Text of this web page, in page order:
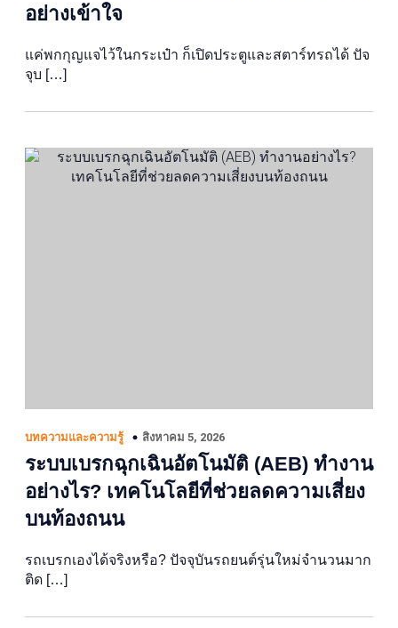
อย่างเข้าใจ
แค่พกกุญแจไว้ในกระเป๋า ก็เปิดประตูและสตาร์ทรถได้ ปัจ
จุบ […]
บทความและความรู้ สิงหาคม 5, 2026
ระบบเบรกฉุกเฉินอัตโนมัติ (AEB) ทำงาน
อย่างไร? เทคโนโลยีที่ช่วยลดความเสี่ยง
บนท้องถนน
รถเบรกเองได้จริงหรือ? ปัจจุบันรถยนต์รุ่นใหม่จำนวนมาก
ติด […]